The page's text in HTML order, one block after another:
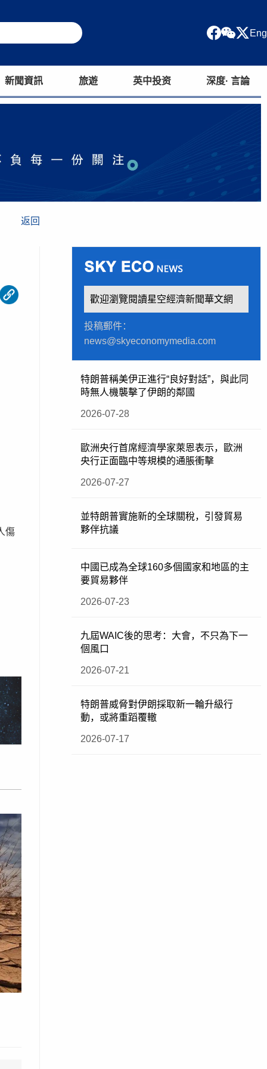
Eng
新聞資訊 旅遊 英中投资 深度· 言論
返回
傷
歡迎瀏覽閱讀星空經濟新聞華文網
投稿郵件：
news@skyeconomymedia.com
特朗普稱美伊正進行“良好對話”，與此同
時無人機襲擊了伊朗的鄰國
2026-07-28
歐洲央行首席經濟學家萊恩表示，歐洲
央行正面臨中等規模的通脹衝擊
2026-07-27
並特朗普實施新的全球關稅，引發貿易
夥伴抗議
中國已成為全球160多個國家和地區的主
要貿易夥伴
2026-07-23
九屆WAIC後的思考：大會，不只為下一
個風口
2026-07-21
特朗普威脅對伊朗採取新一輪升級行
動，或將重蹈覆轍
2026-07-17